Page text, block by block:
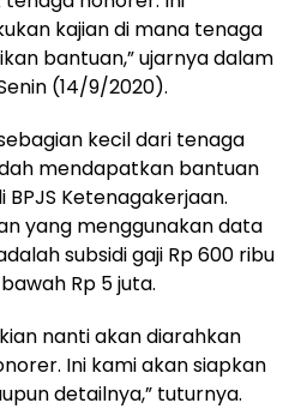
kajian di mana tenaga
bantuan,” ujarnya dalam
(14/9/2020).
kecil dari tenaga
mendapatkan bantuan
Ketenagakerjaan.
yang menggunakan data
subsidi gaji Rp 600 ribu
Rp 5 juta.
nanti akan diarahkan
Ini kami akan siapkan
detailnya,” tuturnya.